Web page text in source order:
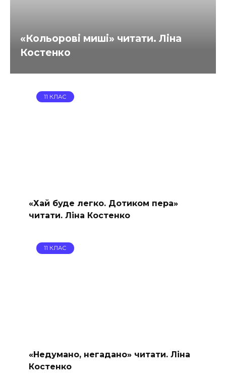
«Кольорові миші» читати. Ліна
Костенко
11 КЛАС
«Хай буде легко. Дотиком пера»
читати. Ліна Костенко
11 КЛАС
«Недумано, негадано» читати. Ліна
Костенко